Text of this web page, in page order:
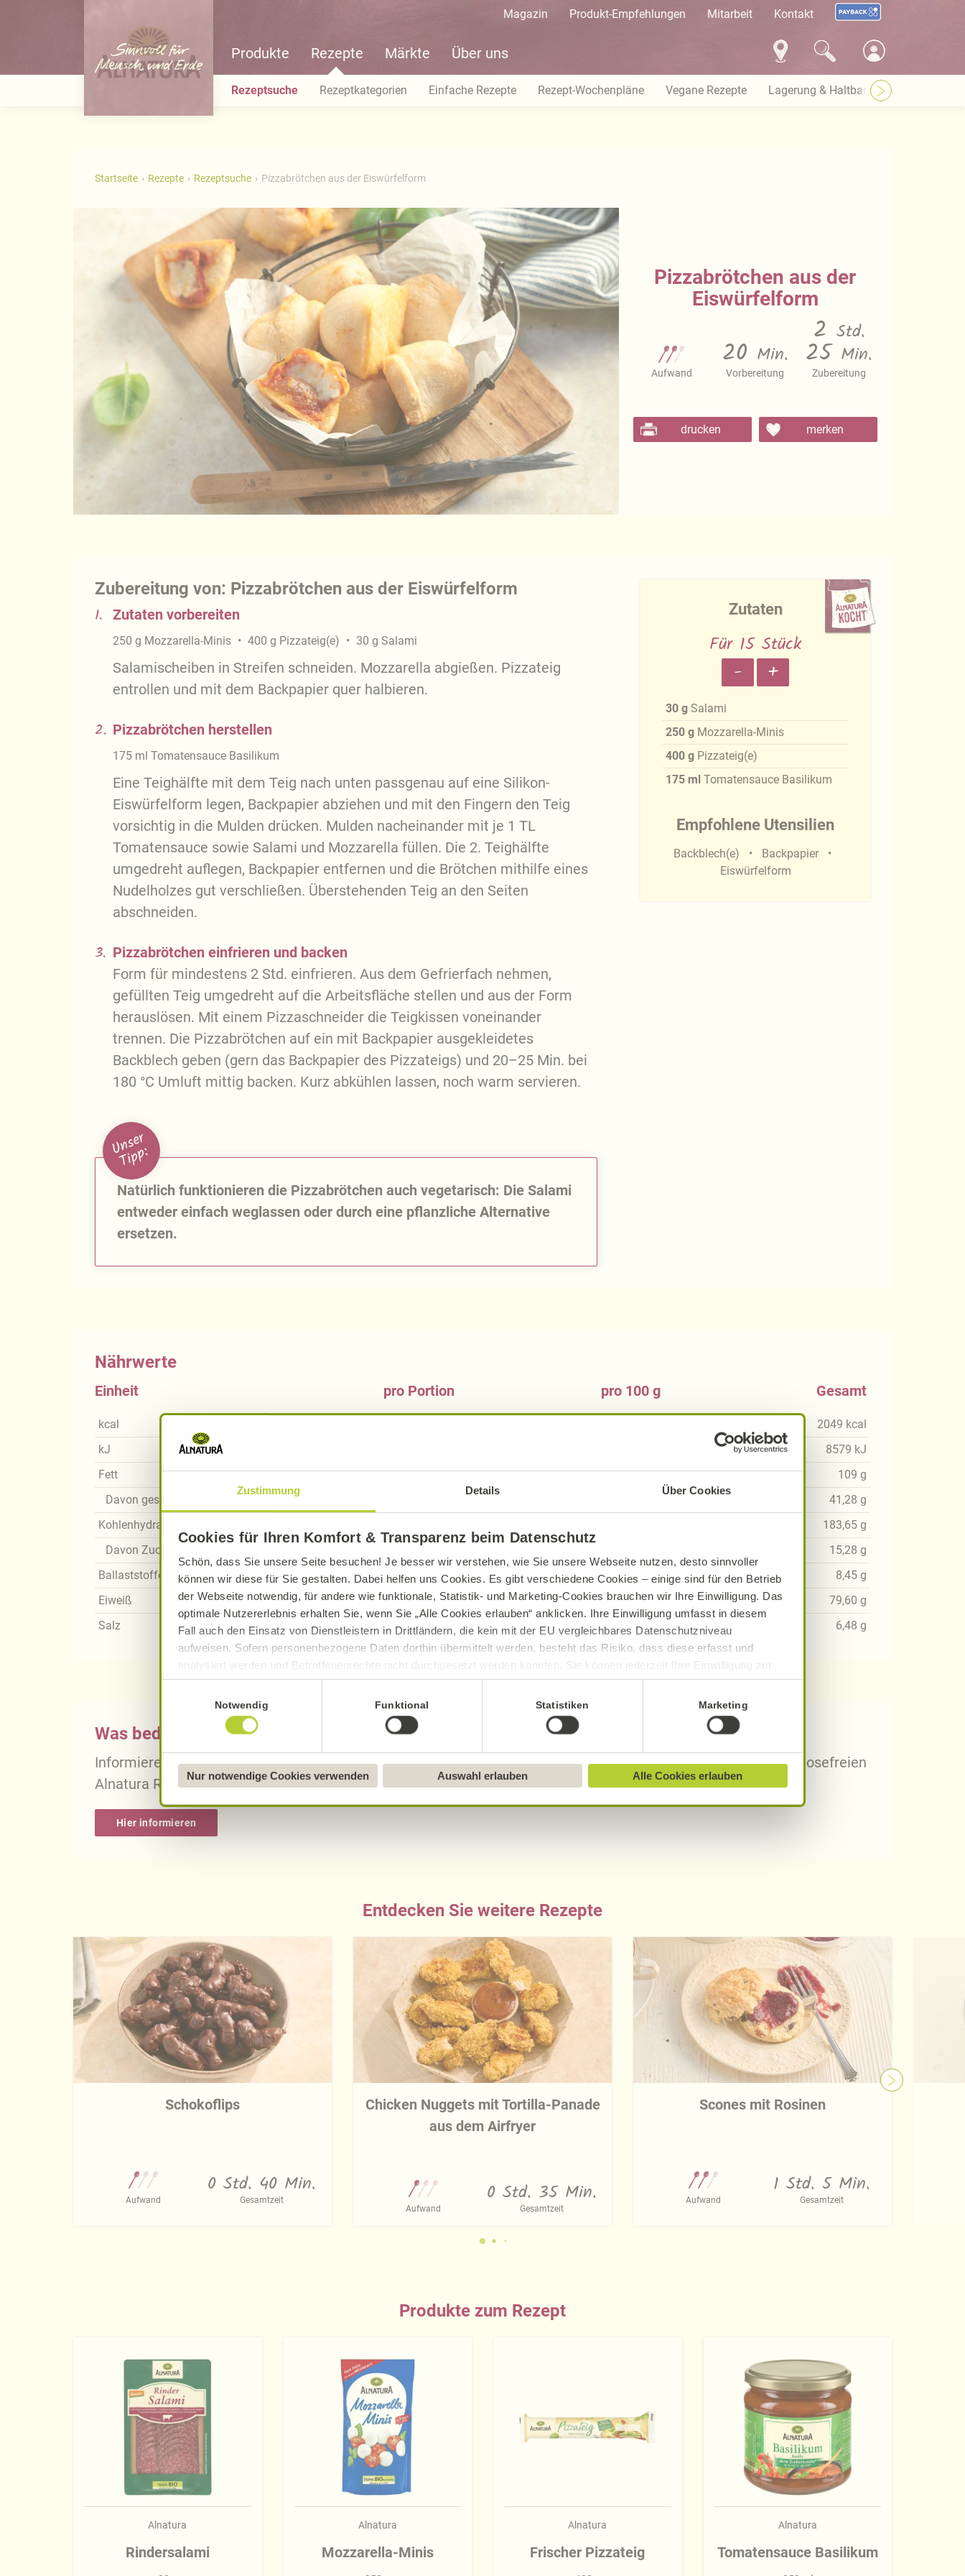
Zustimmung Details Über Cookies
Cookies für Ihren Komfort & Transparenz beim Datenschutz
Schön, dass Sie unsere Seite besuchen! Je besser wir verstehen, wie Sie unsere Webseite nutzen, desto sinnvoller
können wir diese für Sie gestalten. Dabei helfen uns Cookies. Es gibt verschiedene Cookies – einige sind für den Betrieb
der Webseite notwendig, für andere wie funktionale, Statistik- und Marketing-Cookies brauchen wir Ihre Einwilligung. Das
optimale Nutzererlebnis erhalten Sie, wenn Sie „Alle Cookies erlauben“ anklicken. Ihre Einwilligung umfasst in diesem
Fall auch den Einsatz von Dienstleistern in Drittländern, die kein mit der EU vergleichbares Datenschutzniveau
aufweisen. Sofern personenbezogene Daten dorthin übermittelt werden, besteht das Risiko, dass diese erfasst und
analysiert werden und Betroffenenrechte nicht durchgesetzt werden könnten. Sie können jederzeit Ihre Einwilligung zur
Datenverarbeitung und -übermittlung widerrufen und Tools deaktivieren. Ausführliche Informationen finden Sie in unserer
Datenschutzerklärung
Näheres über uns erfahren Sie in unseremImpressum
Notwendig Funktional Statistiken Marketing
Nur notwendige Cookies verwenden Auswahl erlauben Alle Cookies erlauben
Magazin Produkt-Empfehlungen Mitarbeit Kontakt
Produkte Rezepte Märkte Über uns
Rezeptsuche Rezeptkategorien Einfache Rezepte Rezept-Wochenpläne Vegane Rezepte Lagerung & Haltbarkeit
Startseite Rezepte Rezeptsuche Pizzabrötchen aus der Eiswürfelform
Pizzabrötchen aus der
Eiswürfelform
Aufwand
20 Min.
Vorbereitung
2 Std.
25 Min.
Zubereitung
drucken merken
Zubereitung von: Pizzabrötchen aus der Eiswürfelform
1. Zutaten vorbereiten
250 g Mozzarella-Minis 400 g Pizzateig(e) 30 g Salami
Salamischeiben in Streifen schneiden. Mozzarella abgießen. Pizzateig
entrollen und mit dem Backpapier quer halbieren.
2. Pizzabrötchen herstellen
175 ml Tomatensauce Basilikum
Eine Teighälfte mit dem Teig nach unten passgenau auf eine Silikon-
Eiswürfelform legen, Backpapier abziehen und mit den Fingern den Teig
vorsichtig in die Mulden drücken. Mulden nacheinander mit je 1 TL
Tomatensauce sowie Salami und Mozzarella füllen. Die 2. Teighälfte
umgedreht auflegen, Backpapier entfernen und die Brötchen mithilfe eines
Nudelholzes gut verschließen. Überstehenden Teig an den Seiten
abschneiden.
3. Pizzabrötchen einfrieren und backen
Form für mindestens 2 Std. einfrieren. Aus dem Gefrierfach nehmen,
gefüllten Teig umgedreht auf die Arbeitsfläche stellen und aus der Form
herauslösen. Mit einem Pizzaschneider die Teigkissen voneinander
trennen. Die Pizzabrötchen auf ein mit Backpapier ausgekleidetes
Backblech geben (gern das Backpapier des Pizzateigs) und 20–25 Min. bei
180 °C Umluft mittig backen. Kurz abkühlen lassen, noch warm servieren.
U
n
s
e
r
T
i
p
p
:
Natürlich funktionieren die Pizzabrötchen auch vegetarisch: Die Salami
entweder einfach weglassen oder durch eine pflanzliche Alternative
ersetzen.
Zutaten
Für 15 Stück
- +
30 g Salami
250 g Mozzarella-Minis
400 g Pizzateig(e)
175 ml Tomatensauce Basilikum
Empfohlene Utensilien
Backblech(e)
Backpapier
Eiswürfelform
Nährwerte
Einheit
kcal
kJ
Fett
Davon gesättigte Fettsäuren
Kohlenhydrate
Davon Zucker
Ballaststoffe
Eiweiß
Salz
pro Portion
7,27g
0,56g
5,31g
0,43g
pro 100 g
12,75g
0,99g
9,31 g
0,76g
Gesamt
2049 kcal
8579 kJ
109 g
41,28 g
183,65 g
15,28 g
8,45 g
79,60 g
6,48 g
Was bedeutet vegan, vegetarisch, gluten- und laktosefrei bei Alnatura Rezepten?
Informieren Sie sich über die genaue Erklärung der Kennzeichnung von veganen, vegetarischen, gluten- und laktosefreien
Alnatura Rezepten.
Hier informieren
Entdecken Sie weitere Rezepte
Schokoflips
Aufwand
0 Std. 40 Min.
Gesamtzeit
Chicken Nuggets mit Tortilla-Panade
aus dem Airfryer
Aufwand
0 Std. 35 Min.
Gesamtzeit
Scones mit Rosinen
Aufwand
1 Std. 5 Min.
Gesamtzeit
Produkte zum Rezept
Alnatura
Rindersalami
Alnatura
Mozzarella-Minis
Alnatura
Frischer Pizzateig
Alnatura
Tomatensauce Basilikum